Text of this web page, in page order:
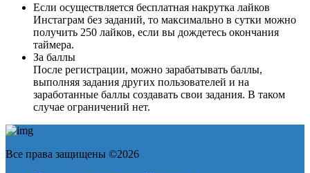
Если осуществляется бесплатная накрутка лайков
Инстаграм без заданий, то максимально в сутки можно
получить 250 лайков, если вы дождетесь окончания
таймера.
За баллы
После регистрации, можно зарабатывать баллы,
выполняя задания других пользователей и на
заработанные баллы создавать свои задания. В таком
случае ограничений нет.
Все права защищены ©2026